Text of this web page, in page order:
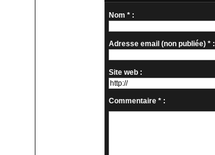
Nom * :
Adresse email (non publiée) * :
Site web :
Commentaire * :